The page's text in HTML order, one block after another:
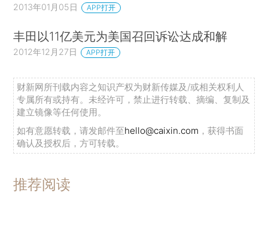
2013年01月05日 APP打开
丰田以11亿美元为美国召回诉讼达成和解
2012年12月27日 APP打开
财新网所刊载内容之知识产权为财新传媒及/或相关权利人
专属所有或持有。未经许可，禁止进行转载、摘编、复制及
建立镜像等任何使用。
如有意愿转载，请发邮件至hello@caixin.com ，获得书面
确认及授权后，方可转载。
推荐阅读